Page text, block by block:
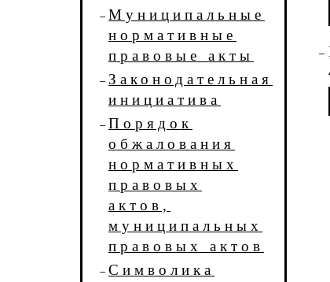
Муниципальные
нормативные
правовые акты
Законодательная
инициатива
Порядок
обжалования
нормативных
правовых
актов,
муниципальных
правовых актов
Символика